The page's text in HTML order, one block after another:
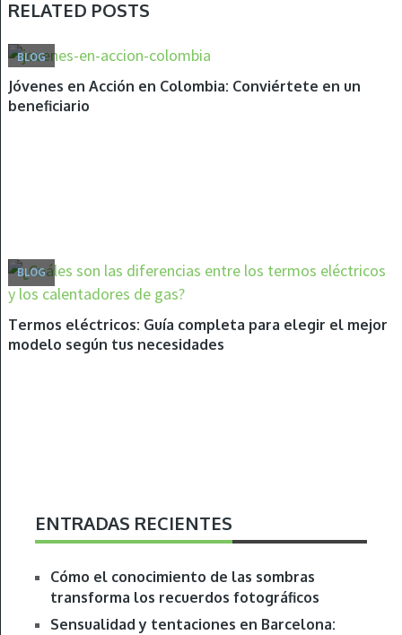
RELATED POSTS
BLOG
Jóvenes en Acción en Colombia: Conviértete en un
beneficiario
BLOG
Termos eléctricos: Guía completa para elegir el mejor
modelo según tus necesidades
ENTRADAS RECIENTES
Cómo el conocimiento de las sombras
transforma los recuerdos fotográficos
Sensualidad y tentaciones en Barcelona: